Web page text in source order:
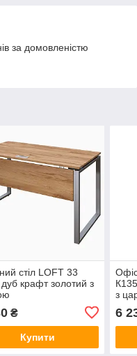
за домовленістю
стіл LOFT 33
крафт золотий з
₴
Купити
з
6